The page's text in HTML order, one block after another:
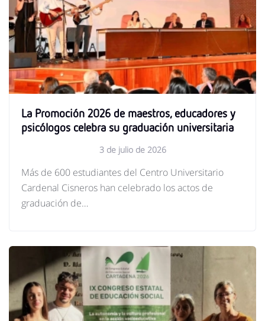
La Promoción 2026 de maestros, educadores y
psicólogos celebra su graduación universitaria
3 de julio de 2026
Más de 600 estudiantes del Centro Universitario
Cardenal Cisneros han celebrado los actos de
graduación de…